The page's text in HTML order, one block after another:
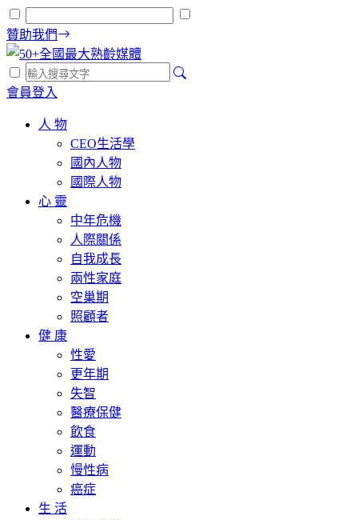
贊助我們
會員登入
人 物
CEO生活學
國內人物
國際人物
心 靈
中年危機
人際關係
自我成長
兩性家庭
空巢期
照顧者
健 康
性愛
更年期
失智
醫療保健
飲食
運動
慢性病
癌症
生 活